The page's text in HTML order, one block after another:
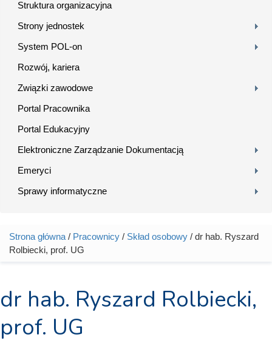
Struktura organizacyjna
Strony jednostek
System POL-on
Rozwój, kariera
Związki zawodowe
Portal Pracownika
Portal Edukacyjny
Elektroniczne Zarządzanie Dokumentacją
Emeryci
Sprawy informatyczne
Jesteś tutaj
Strona główna / Pracownicy / Skład osobowy / dr hab. Ryszard
Rolbiecki, prof. UG
dr hab. Ryszard Rolbiecki,
prof. UG